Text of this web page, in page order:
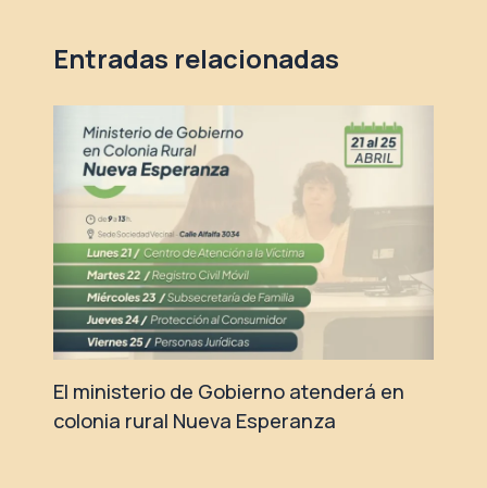
Entradas relacionadas
El ministerio de Gobierno atenderá en
colonia rural Nueva Esperanza